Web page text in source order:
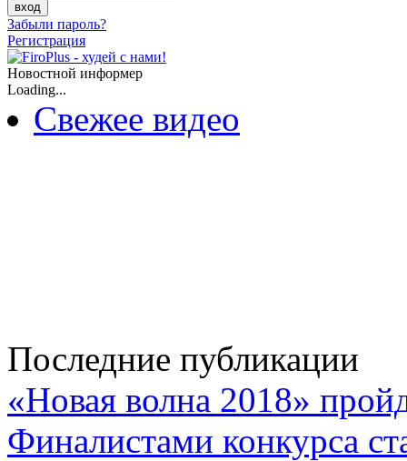
Забыли пароль?
Регистрация
Новостной информер
Loading...
Свежее видео
Последние публикации
«Новая волна 2018»
Финалистами конкурса